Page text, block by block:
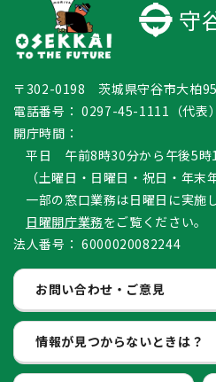
守
〒302-0198 茨城県守谷市大柏
電話番号： 0297-45-1111（代表）
開庁時間：
平日 午前8時30分から午後5時
（土曜日・日曜日・祝日・年末
一部の窓口業務は日曜日に実施
日曜開庁業務をご覧ください。
法人番号： 6000020082244
お問い合わせ・ご意見
情報が見つからないときは？